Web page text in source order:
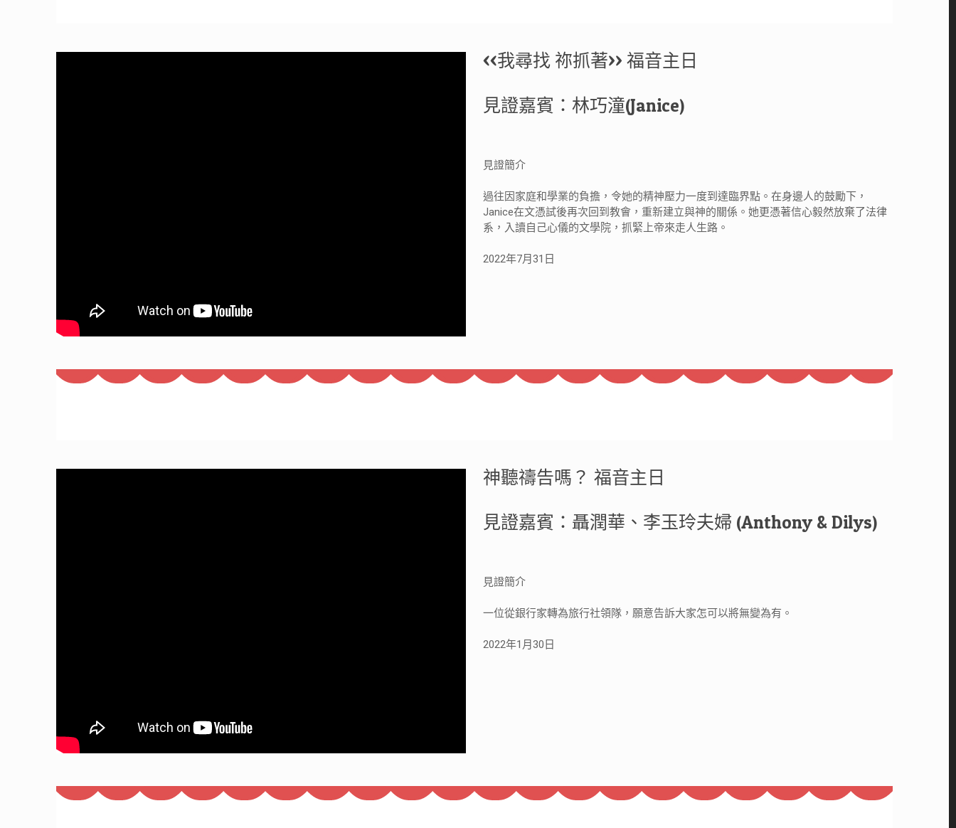
<<我尋找 祢抓著>> 福音主日
見證嘉賓：林巧潼(Janice)
見證簡介
過往因家庭和學業的負擔，令她的精神壓力一度到達臨界點。在身邊人的鼓勵下，
Janice在文憑試後再次回到教會，重新建立與神的關係。她更憑著信心毅然放棄了法律
系，入讀自己心儀的文學院，抓緊上帝來走人生路。
2022年7月31日
神聽禱告嗎？ 福音主日
見證嘉賓：聶潤華、李玉玲夫婦 (Anthony & Dilys)
見證簡介
一位從銀行家轉為旅行社領隊，願意告訴大家怎可以將無變為有。
2022年1月30日